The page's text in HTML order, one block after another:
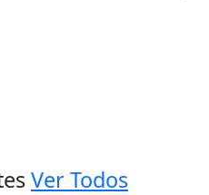
Ver Todos